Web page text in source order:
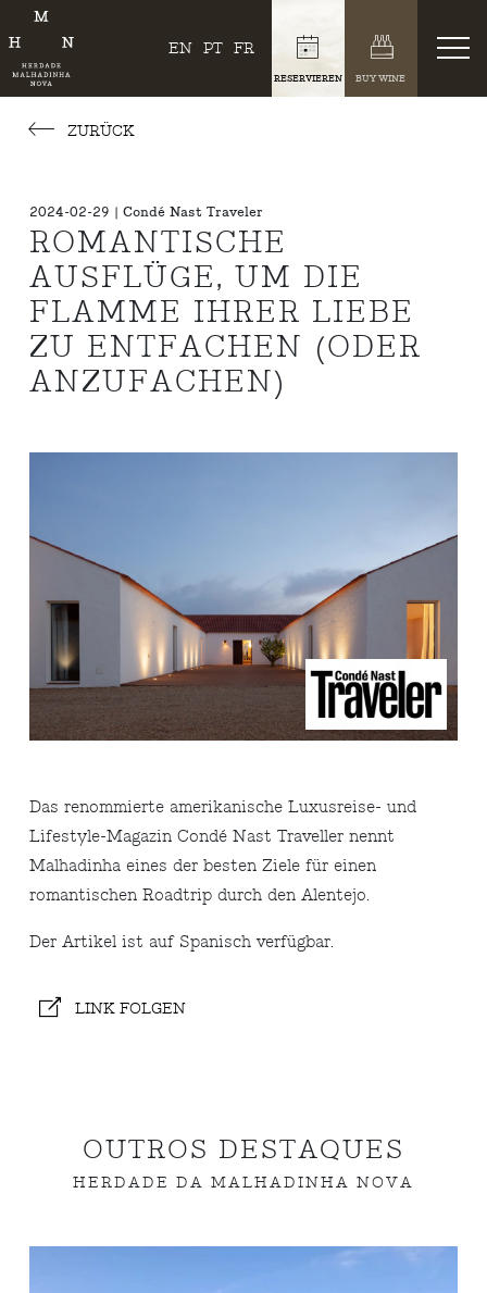
EN PT FR
RESERVIEREN BUY WINE
ZURÜCK
2024-02-29 | Condé Nast Traveler
ROMANTISCHE
AUSFLÜGE, UM DIE
FLAMME IHRER LIEBE
ZU ENTFACHEN (ODER
ANZUFACHEN)
Das renommierte amerikanische Luxusreise- und
Lifestyle-Magazin Condé Nast Traveller nennt
Malhadinha eines der besten Ziele für einen
romantischen Roadtrip durch den Alentejo.
Der Artikel ist auf Spanisch verfügbar.
LINK FOLGEN
OUTROS DESTAQUES
HERDADE DA MALHADINHA NOVA